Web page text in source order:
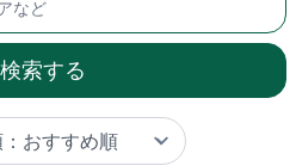
検索する